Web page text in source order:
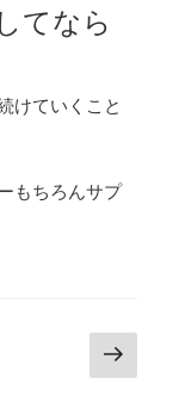
てなら
けていくこと
もちろんサプ
次
の